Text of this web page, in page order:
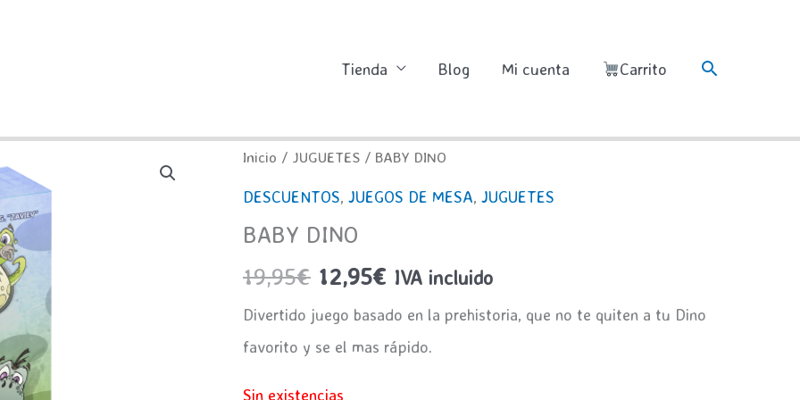
Tienda Blog Mi cuenta Carrito Buscar
Inicio / JUGUETES / BABY DINO
DESCUENTOS, JUEGOS DE MESA, JUGUETES
BABY DINO
19,95€ El
precio
original
12,95€ El
precio
actual
IVA incluido
Divertido juego basado en la prehistoria, que no te quiten a tu Dino
favorito y se el mas rápido.
Sin existencias